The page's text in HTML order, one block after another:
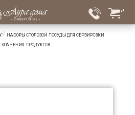
0
НАБОРЫ СТОЛОВОЙ ПОСУДЫ ДЛЯ СЕРВИРОВКИ
ПРОДУКТОВ